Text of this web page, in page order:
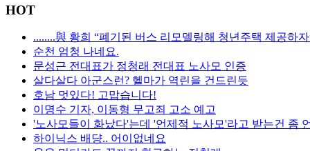
HOT
........與 황희 “폐기된 버스 리모델링해 청년주택 제공하자
순천 엄청 나네요.
문성근 전대표가 정청래 전대표 노사모 인증
살다살다 아군스런? 헬마가 역린을 건드린듯
호남 멋있다! 고맙습니다!
이명수 기자, 이동형 무고죄 고소 예고
'노사모들이 화났다'는데 '언제적 노사모'라고 받는건 좀
하이닉스 배댱.. 어이없네요